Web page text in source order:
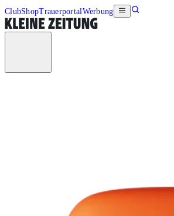
ClubShopTrauerportalWerbung